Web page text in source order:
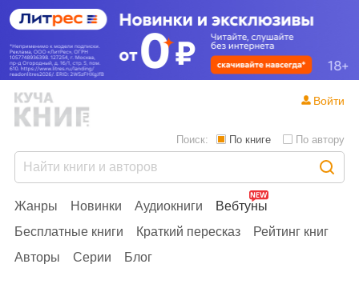
Жанры Новинки Аудиокниги
Вебтуны
Бесплатные книги
Краткий пересказ
Рейтинг книг
Авторы
Серии Блог
Поиск: По книге По автору
Войти